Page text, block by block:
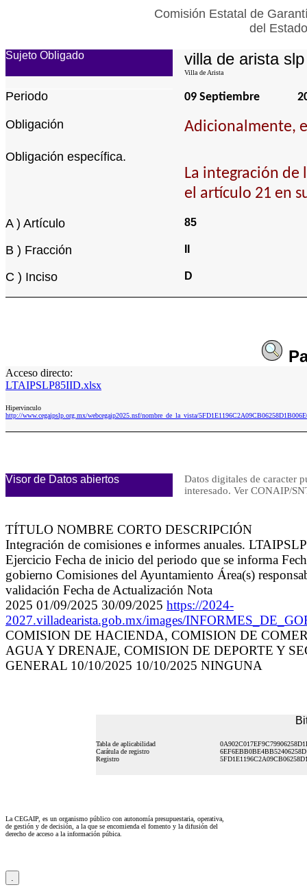
Comisión Estatal de
del
Sujeto Obligado villa de arista slp
Villa de Arista
Periodo 09 Septiembre
Obligación Adicionalmente,
Obligación específica.
La integración de
el artículo 21 en
A ) Artículo 85
B ) Fracción
C ) Inciso D
Acceso directo:
LTAIPSLP85IID.xlsx
Hipervinculo
http://www.cegaipslp.org.mx/webcegaip2025.nsf/nombre_de_la_vista/
Visor de Datos abiertos
Datos digitales de caracter
interesado. Ver CONAIP/
TÍTULO NOMBRE CORTO DESCRIPCIÓN
Integración de comisiones e informes anuales.
Ejercicio Fecha de inicio del periodo que se informa
gobierno Comisiones del Ayuntamiento Área(s)
validación Fecha de Actualización Nota
2025 01/09/2025 30/09/2025 https://2024-
2027.villadearista.gob.mx/images/
COMISION DE HACIENDA, COMISION DE
AGUA Y DRENAJE, COMISION DE DEPORTE Y
GENERAL 10/10/2025 10/10/2025 NINGUNA
Tabla de aplicabilidad
Carátula de registro
Registro
La CEGAIP, es un organismo público con autonomía presupuestaria, operativa,
de gestión y de decisión, a la que se encomienda el fomento y la difusión del
derecho de acceso a la información púbica.